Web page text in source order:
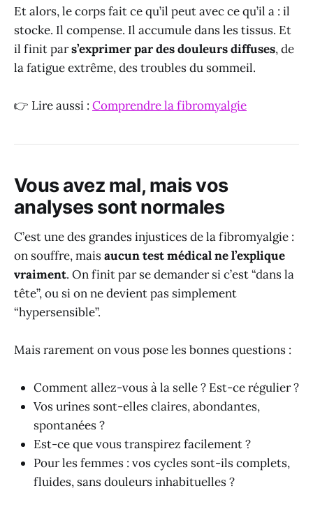
Et alors, le corps fait ce qu’il peut avec ce qu’il a : il
stocke. Il compense. Il accumule dans les tissus. Et
il finit pars’exprimer par des douleurs diffuses, de
la fatigue extrême, des troubles du sommeil.
👉 Lire aussi : Comprendre la fibromyalgie
Vous avez mal, mais vos
analyses sont normales
C’est une des grandes injustices de la fibromyalgie :
on souffre, maisaucun test médical ne l’explique
vraiment. On finit par se demander si c’est “dans la
tête”, ou si on ne devient pas simplement
“hypersensible”.
Mais rarement on vous pose les bonnes questions :
Comment allez-vous à la selle ? Est-ce régulier ?
Vos urines sont-elles claires, abondantes,
spontanées ?
Est-ce que vous transpirez facilement ?
Pour les femmes : vos cycles sont-ils complets,
fluides, sans douleurs inhabituelles ?